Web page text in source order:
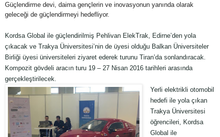
Güçlendirme devi, daima gençlerin ve inovasyonun yanında olarak
geleceği de güçlendirmeyi hedefliyor.
Kordsa Global ile güçlendirilmiş Pehlivan ElekTrak, Edirne’den yola
çıkacak ve Trakya Üniversitesi’nin de üyesi olduğu Balkan Üniversiteler
Birliği üyesi üniversiteleri ziyaret ederek turunu Tiran’da sonlandıracak.
Kompozit gövdeli aracın turu 19 – 27 Nisan 2016 tarihleri arasında
gerçekleştirilecek.
Yerli elektrikli otomobil
hedefi ile yola çıkan
Trakya Üniversitesi
öğrencileri, Kordsa
Global ile